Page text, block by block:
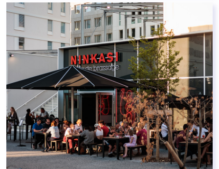
EN SAVOIR PLUS